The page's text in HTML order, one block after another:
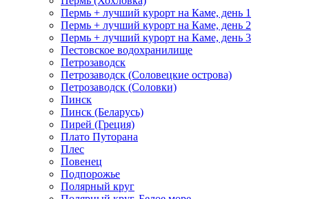
Пермь + лучший курорт на Каме, день 1
Пермь + лучший курорт на Каме, день 2
Пермь + лучший курорт на Каме, день 3
Пестовское водохранилище
Петрозаводск
Петрозаводск (Соловецкие острова)
Петрозаводск (Соловки)
Пинск
Пинск (Беларусь)
Пирей (Греция)
Плато Путорана
Плес
Повенец
Подпорожье
Полярный круг